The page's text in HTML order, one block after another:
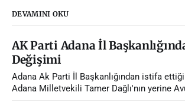
DEVAMINI OKU
AK Parti Adana İl
Değişimi
Adana Ak Parti İl Başkanlığından istifa
Adana Milletvekili Tamer Dağlı'nın yerine